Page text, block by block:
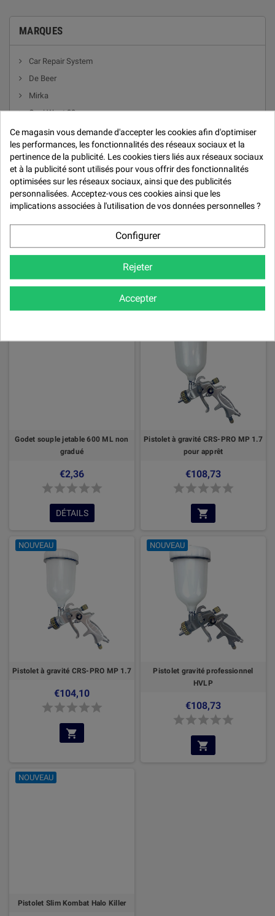
MARQUES
Car Repair System
De Beer
Mirka
Quai West 33
Résoltech
GRAVITÉ
Pièces et accessoires pour les pistolets à gravité
Pertinence
RUPTURE DE STOCK
Godet souple jetable 600 ML non
gradué
€2,36
DÉTAILS
NOUVEAU
Pistolet à gravité CRS-PRO MP 1.7
pour apprêt
€108,73
NOUVEAU
Pistolet à gravité CRS-PRO MP 1.7
€104,10
NOUVEAU
Pistolet gravité professionnel
HVLP
€108,73
NOUVEAU
Pistolet Slim Kombat Halo Killer
Ce magasin vous demande d'accepter les cookies afin d'optimiser
les performances, les fonctionnalités des réseaux sociaux et la
pertinence de la publicité. Les cookies tiers liés aux réseaux sociaux
et à la publicité sont utilisés pour vous offrir des fonctionnalités
optimisées sur les réseaux sociaux, ainsi que des publicités
personnalisées. Acceptez-vous ces cookies ainsi que les
implications associées à l'utilisation de vos données personnelles ?
Configurer
Rejeter
Accepter